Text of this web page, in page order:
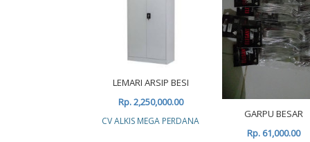
LEMARI ARSIP BESI
Rp. 2,250,000.00
CV ALKIS MEGA PERDANA
GARPU BESAR
Rp. 61,000.00